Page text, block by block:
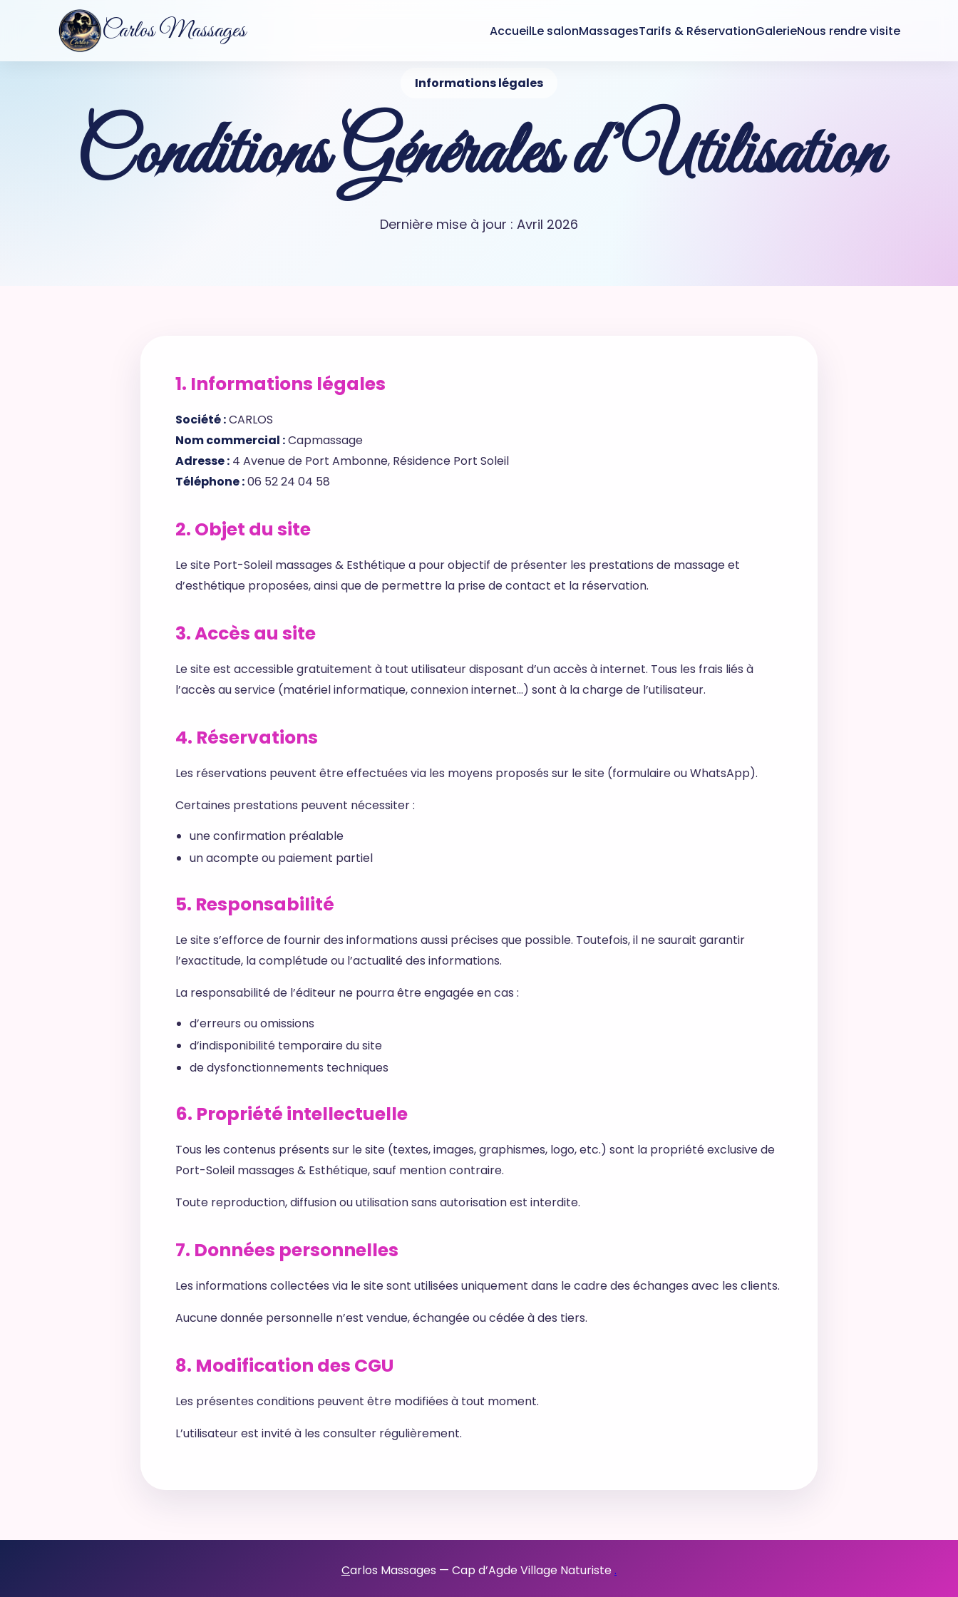
Carlos Massages AccueilLe salonMassagesTarifs & RéservationGalerieNous rendre visite
Informations légales
Conditions Générales d’Utilisation
Dernière mise à jour : Avril 2026
1. Informations légales
Société :CARLOS
Nom commercial :Capmassage
Adresse : 4 Avenue de Port Ambonne, Résidence Port Soleil
Téléphone :06 52 24 04 58
2. Objet du site
Le site Port-Soleil massages & Esthétique a pour objectif de présenter les prestations de massage et
d’esthétique proposées, ainsi que de permettre la prise de contact et la réservation.
3. Accès au site
Le site est accessible gratuitement à tout utilisateur disposant d’un accès à internet. Tous les frais liés à
l’accès au service (matériel informatique, connexion internet…) sont à la charge de l’utilisateur.
4. Réservations
Les réservations peuvent être effectuées via les moyens proposés sur le site (formulaire ou WhatsApp).
Certaines prestations peuvent nécessiter :
une confirmation préalable
un acompte ou paiement partiel
5. Responsabilité
Le site s’efforce de fournir des informations aussi précises que possible. Toutefois, il ne saurait garantir
l’exactitude, la complétude ou l’actualité des informations.
La responsabilité de l’éditeur ne pourra être engagée en cas :
d’erreurs ou omissions
d’indisponibilité temporaire du site
de dysfonctionnements techniques
6. Propriété intellectuelle
Tous les contenus présents sur le site (textes, images, graphismes, logo, etc.) sont la propriété exclusive de
Port-Soleil massages & Esthétique, sauf mention contraire.
Toute reproduction, diffusion ou utilisation sans autorisation est interdite.
7. Données personnelles
Les informations collectées via le site sont utilisées uniquement dans le cadre des échanges avec les clients.
Aucune donnée personnelle n’est vendue, échangée ou cédée à des tiers.
8. Modification des CGU
Les présentes conditions peuvent être modifiées à tout moment.
L’utilisateur est invité à les consulter régulièrement.
Carlos Massages — Cap d’Agde Village Naturiste .